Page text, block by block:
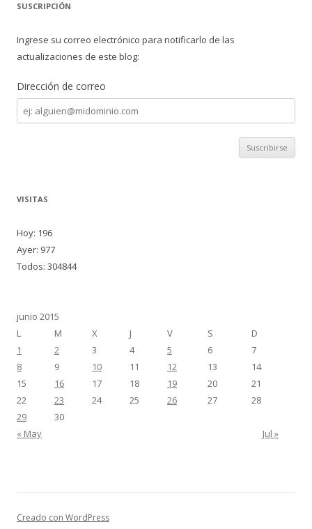
SUSCRIPCIÓN
Ingrese su correo electrónico para notificarlo de las
actualizaciones de este blog:
Dirección de correo
Dirección
de
correo
VISITAS
Hoy: 196
Ayer: 977
Todos: 304844
junio 2015
L
M X J V S D
« May Jul »
1 2 3 4 5 6
7
8
9 10 11 12 13
14
15
16 17 18 19 20
21
22
23 24 25 26 27
28
29
30
Creado con WordPress